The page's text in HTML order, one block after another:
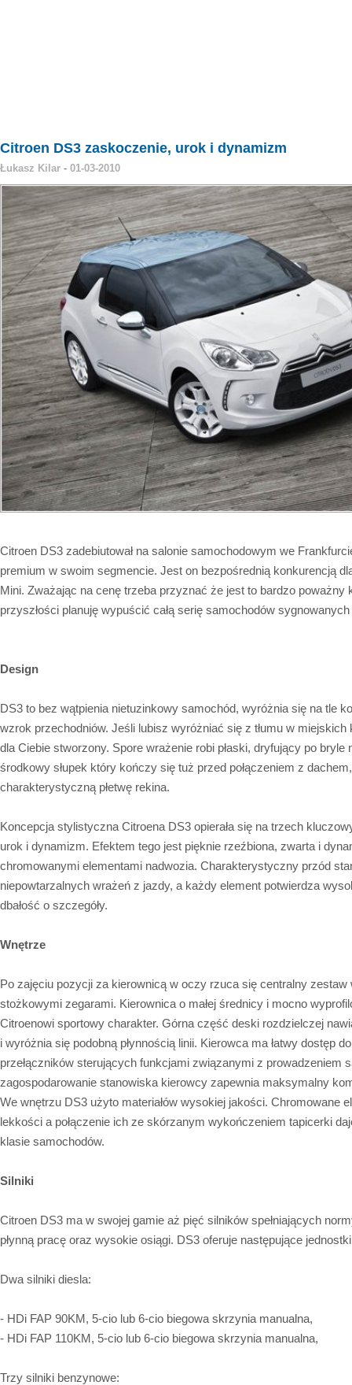
Citroen DS3 zaskoczenie, urok i dynamizm
Łukasz Kilar - 01-03-2010
Citroen DS3 zadebiutował na salonie samochodowym we
premium w swoim segmencie. Jest on bezpośrednią konkurencją
Mini. Zważając na cenę trzeba przyznać że jest to bardzo poważny
przyszłości planuję wypuścić całą serię samochodów
Design
DS3 to bez wątpienia nietuzinkowy samochód, wyróżnia się na tle
wzrok przechodniów. Jeśli lubisz wyróżniać się z tłumu w miejskich
dla Ciebie stworzony. Spore wrażenie robi płaski, dryfujący po bryle
środkowy słupek który kończy się tuż przed połączeniem z
charakterystyczną płetwę rekina.
Koncepcja stylistyczna Citroena DS3 opierała się na trzech
urok i dynamizm. Efektem tego jest pięknie rzeźbiona, zwarta i
chromowanymi elementami nadwozia. Charakterystyczny przód
niepowtarzalnych wrażeń z jazdy, a każdy element potwierdza
dbałość o szczegóły.
Wnętrze
Po zajęciu pozycji za kierownicą w oczy rzuca się centralny
stożkowymi zegarami. Kierownica o małej średnicy i mocno
Citroenowi sportowy charakter. Górna część deski rozdzielczej
i wyróżnia się podobną płynnością linii. Kierowca ma łatwy dostęp
przełączników sterujących funkcjami związanymi z prowadzeniem
zagospodarowanie stanowiska kierowcy zapewnia maksymalny
We wnętrzu DS3 użyto materiałów wysokiej jakości. Chromowane
lekkości a połączenie ich ze skórzanym wykończeniem tapicerki
klasie samochodów.
Silniki
Citroen DS3 ma w swojej gamie aż pięć silników spełniających
płynną pracę oraz wysokie osiągi. DS3 oferuje następujące
Dwa silniki diesla:
- HDi FAP 90KM, 5-cio lub 6-cio biegowa skrzynia manualna,
- HDi FAP 110KM, 5-cio lub 6-cio biegowa skrzynia manualna,
Trzy silniki benzynowe: